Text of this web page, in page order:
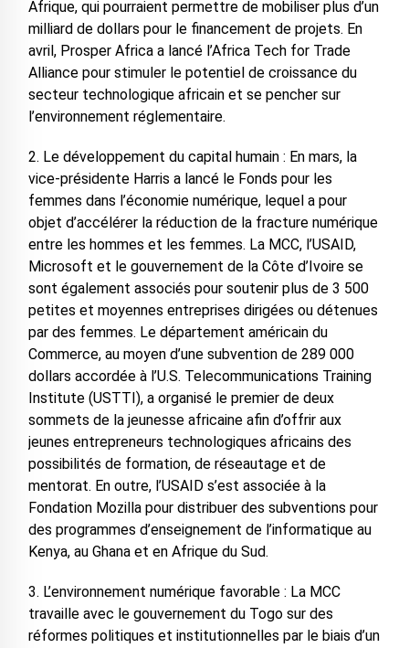
Afrique, qui pourraient permettre de mobiliser plus d’un
milliard de dollars pour le financement de projets. En
avril, Prosper Africa a lancé l’Africa Tech for Trade
Alliance pour stimuler le potentiel de croissance du
secteur technologique africain et se pencher sur
l’environnement réglementaire.
2. Le développement du capital humain : En mars, la
vice-présidente Harris a lancé le Fonds pour les
femmes dans l’économie numérique, lequel a pour
objet d’accélérer la réduction de la fracture numérique
entre les hommes et les femmes. La MCC, l’USAID,
Microsoft et le gouvernement de la Côte d’Ivoire se
sont également associés pour soutenir plus de 3 500
petites et moyennes entreprises dirigées ou détenues
par des femmes. Le département américain du
Commerce, au moyen d’une subvention de 289 000
dollars accordée à l’U.S. Telecommunications Training
Institute (USTTI), a organisé le premier de deux
sommets de la jeunesse africaine afin d’offrir aux
jeunes entrepreneurs technologiques africains des
possibilités de formation, de réseautage et de
mentorat. En outre, l’USAID s’est associée à la
Fondation Mozilla pour distribuer des subventions pour
des programmes d’enseignement de l’informatique au
Kenya, au Ghana et en Afrique du Sud.
3. L’environnement numérique favorable : La MCC
travaille avec le gouvernement du Togo sur des
réformes politiques et institutionnelles par le biais d’un